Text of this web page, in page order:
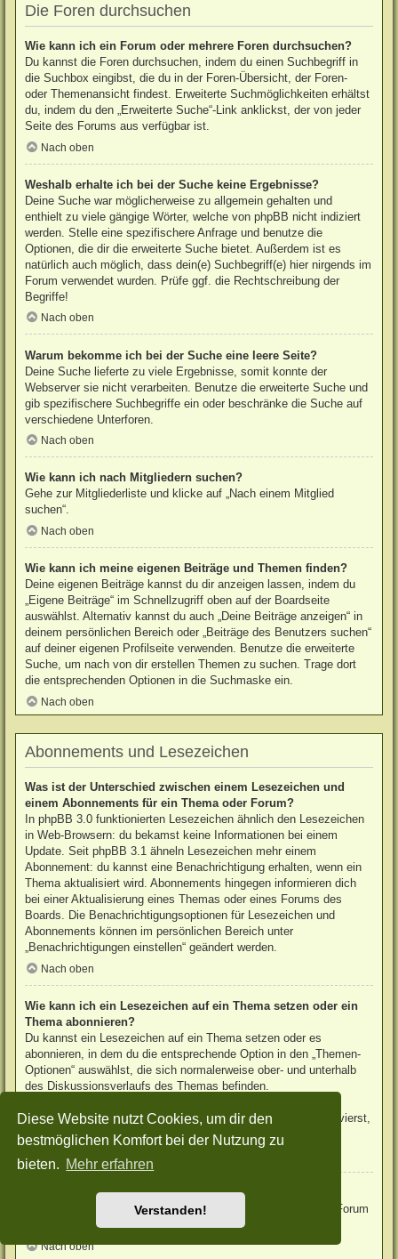
Diese Website nutzt Cookies, um dir den
bestmöglichen Komfort bei der Nutzung zu
bieten. Mehr erfahren
Verstanden!
Die Foren durchsuchen
Wie kann ich ein Forum oder mehrere Foren durchsuchen?
Du kannst die Foren durchsuchen, indem du einen Suchbegriff in
die Suchbox eingibst, die du in der Foren-Übersicht, der Foren-
oder Themenansicht findest. Erweiterte Suchmöglichkeiten erhältst
du, indem du den „Erweiterte Suche“-Link anklickst, der von jeder
Seite des Forums aus verfügbar ist.
Nach oben
Weshalb erhalte ich bei der Suche keine Ergebnisse?
Deine Suche war möglicherweise zu allgemein gehalten und
enthielt zu viele gängige Wörter, welche von phpBB nicht indiziert
werden. Stelle eine spezifischere Anfrage und benutze die
Optionen, die dir die erweiterte Suche bietet. Außerdem ist es
natürlich auch möglich, dass dein(e) Suchbegriff(e) hier nirgends im
Forum verwendet wurden. Prüfe ggf. die Rechtschreibung der
Begriffe!
Nach oben
Warum bekomme ich bei der Suche eine leere Seite?
Deine Suche lieferte zu viele Ergebnisse, somit konnte der
Webserver sie nicht verarbeiten. Benutze die erweiterte Suche und
gib spezifischere Suchbegriffe ein oder beschränke die Suche auf
verschiedene Unterforen.
Nach oben
Wie kann ich nach Mitgliedern suchen?
Gehe zur Mitgliederliste und klicke auf „Nach einem Mitglied
suchen“.
Nach oben
Wie kann ich meine eigenen Beiträge und Themen finden?
Deine eigenen Beiträge kannst du dir anzeigen lassen, indem du
„Eigene Beiträge“ im Schnellzugriff oben auf der Boardseite
auswählst. Alternativ kannst du auch „Deine Beiträge anzeigen“ in
deinem persönlichen Bereich oder „Beiträge des Benutzers suchen“
auf deiner eigenen Profilseite verwenden. Benutze die erweiterte
Suche, um nach von dir erstellen Themen zu suchen. Trage dort
die entsprechenden Optionen in die Suchmaske ein.
Nach oben
Abonnements und Lesezeichen
Was ist der Unterschied zwischen einem Lesezeichen und
einem Abonnements für ein Thema oder Forum?
In phpBB 3.0 funktionierten Lesezeichen ähnlich den Lesezeichen
in Web-Browsern: du bekamst keine Informationen bei einem
Update. Seit phpBB 3.1 ähneln Lesezeichen mehr einem
Abonnement: du kannst eine Benachrichtigung erhalten, wenn ein
Thema aktualisiert wird. Abonnements hingegen informieren dich
bei einer Aktualisierung eines Themas oder eines Forums des
Boards. Die Benachrichtigungsoptionen für Lesezeichen und
Abonnements können im persönlichen Bereich unter
„Benachrichtigungen einstellen“ geändert werden.
Nach oben
Wie kann ich ein Lesezeichen auf ein Thema setzen oder ein
Thema abonnieren?
Du kannst ein Lesezeichen auf ein Thema setzen oder es
abonnieren, in dem du die entsprechende Option in den „Themen-
Optionen“ auswählst, die sich normalerweise ober- und unterhalb
des Diskussionsverlaufs des Themas befinden.
benachrichtigen, sobald eine Antwort geschrieben wurde“ aktivierst,
wird das Thema ebenfalls für dich abonniert.
Nach oben
Wie kann ich ein Forum abonnieren?
Um ein Forum zu abonnieren, verwende im Forum den Link „Forum
abonnieren“, der sich meist am Ende der Seite befindet.
Nach oben